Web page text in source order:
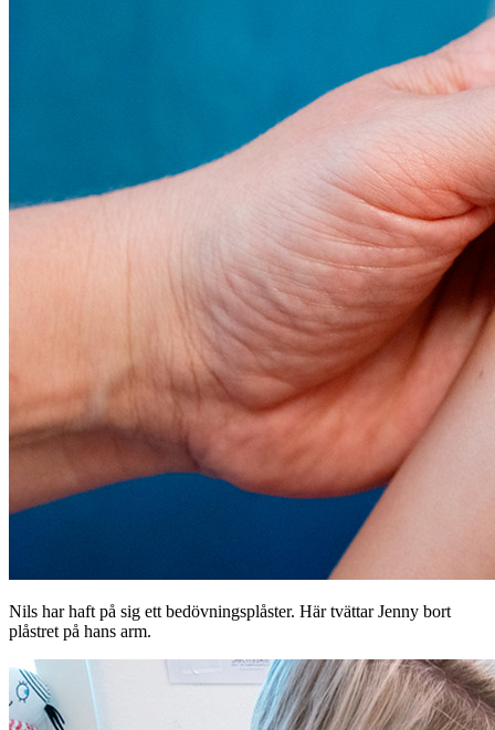
Nils har haft på sig ett bedövningsplåster. Här tvättar Jenny bort
plåstret på hans arm.